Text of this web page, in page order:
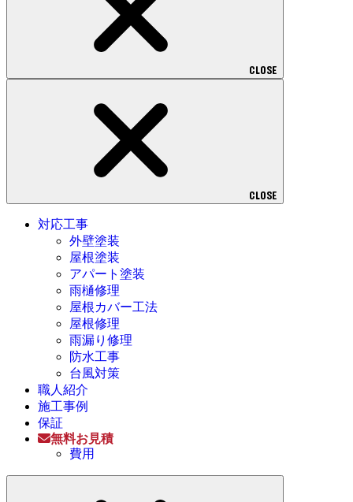
CLOSE
CLOSE
対応工事
外壁塗装
屋根塗装
アパート塗装
雨樋修理
屋根カバー工法
屋根修理
雨漏り修理
防水工事
台風対策
職人紹介
施工事例
保証
無料お見積
費用